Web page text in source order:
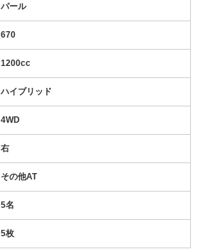
パール
670
1200cc
ハイブリッド
4WD
右
その他AT
5名
5枚